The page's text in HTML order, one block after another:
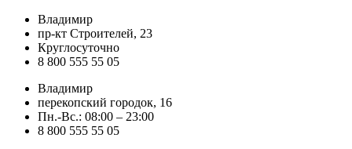
Владимир
пр-кт Строителей, 23
Круглосуточно
8 800 555 55 05
Владимир
перекопский городок, 16
Пн.-Вс.: 08:00 – 23:00
8 800 555 55 05